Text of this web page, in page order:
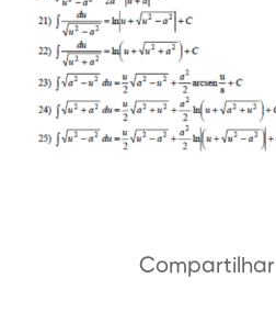
Compartilhar